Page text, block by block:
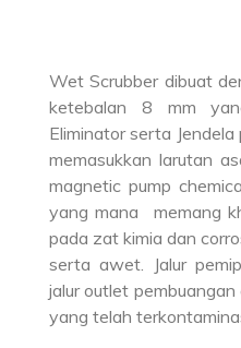
Wet Scrubber dibuat
ketebalan 8 mm
Eliminator serta
memasukkan larutan
magnetic pump
yang mana memang
pada zat kimia dan
serta awet. Jalur
jalur outlet
yang telah